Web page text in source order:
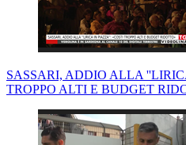
SASSARI, ADDIO ALLA
TROPPO ALTI E BUDGET